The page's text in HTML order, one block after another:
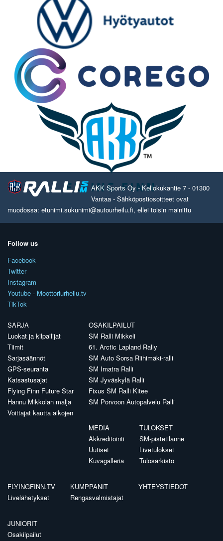
AKK Sports Oy - Kellokukantie 7 - 01300
Vantaa - Sähköpostiosoitteet ovat
muodossa: etunimi.sukunimi@autourheilu.fi, ellei toisin mainittu
Follow us
Facebook
Twitter
Instagram
Youtube - Moottoriurheilu.tv
TikTok
SARJA
Luokat ja kilpailijat
Tiimit
Sarjasäännöt
GPS-seuranta
Katsastusajat
Flying Finn Future Star
Hannu Mikkolan malja
Voittajat kautta aikojen
OSAKILPAILUT
SM Ralli Mikkeli
61. Arctic Lapland Rally
SM Auto Sorsa Riihimäki-ralli
SM Imatra Ralli
SM Jyväskylä Ralli
Fixus SM Ralli Kitee
SM Porvoon Autopalvelu Ralli
MEDIA
Akkreditointi
Uutiset
Kuvagalleria
TULOKSET
SM-pistetilanne
Livetulokset
Tulosarkisto
FLYINGFINN.TV
Livelähetykset
KUMPPANIT
Rengasvalmistajat
YHTEYSTIEDOT
JUNIORIT
Osakilpailut